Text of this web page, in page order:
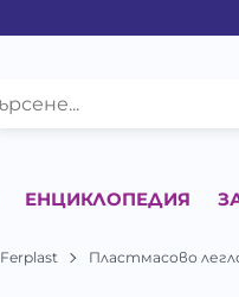
ЕНЦИКЛОПЕДИЯ
Ferplast
Пластмасово